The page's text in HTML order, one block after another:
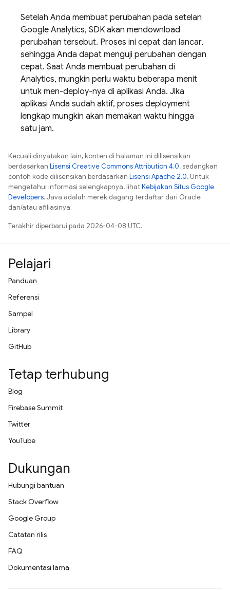
Setelah Anda membuat perubahan pada setelan
Google Analytics, SDK akan mendownload
perubahan tersebut. Proses ini cepat dan lancar,
sehingga Anda dapat menguji perubahan dengan
cepat. Saat Anda membuat perubahan di
Analytics, mungkin perlu waktu beberapa menit
untuk men-deploy-nya di aplikasi Anda. Jika
aplikasi Anda sudah aktif, proses deployment
lengkap mungkin akan memakan waktu hingga
satu jam.
Kecuali dinyatakan lain, konten di halaman ini dilisensikan
berdasarkan Lisensi Creative Commons Attribution 4.0, sedangkan
contoh kode dilisensikan berdasarkan Lisensi Apache 2.0. Untuk
mengetahui informasi selengkapnya, lihatKebijakan Situs Google
Developers. Java adalah merek dagang terdaftar dari Oracle
dan/atau afiliasinya.
Terakhir diperbarui pada 2026-04-08 UTC.
Pelajari
Panduan
Referensi
Sampel
Library
GitHub
Tetap terhubung
Blog
Firebase Summit
Twitter
YouTube
Dukungan
Hubungi bantuan
Stack Overflow
Google Group
Catatan rilis
FAQ
Dokumentasi lama